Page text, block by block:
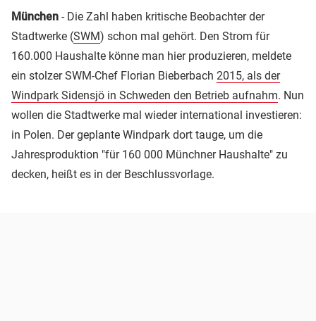
München - Die Zahl haben kritische Beobachter der
Stadtwerke (SWM) schon mal gehört. Den Strom für
160.000 Haushalte könne man hier produzieren, meldete
ein stolzer SWM-Chef Florian Bieberbach 2015, als der
Windpark Sidensjö in Schweden den Betrieb aufnahm. Nun
wollen die Stadtwerke mal wieder international investieren:
in Polen. Der geplante Windpark dort tauge, um die
Jahresproduktion "für 160 000 Münchner Haushalte" zu
decken, heißt es in der Beschlussvorlage.